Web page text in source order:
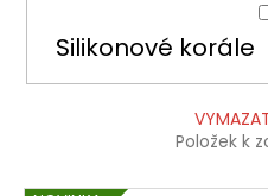
Silikonové korále
Položek k